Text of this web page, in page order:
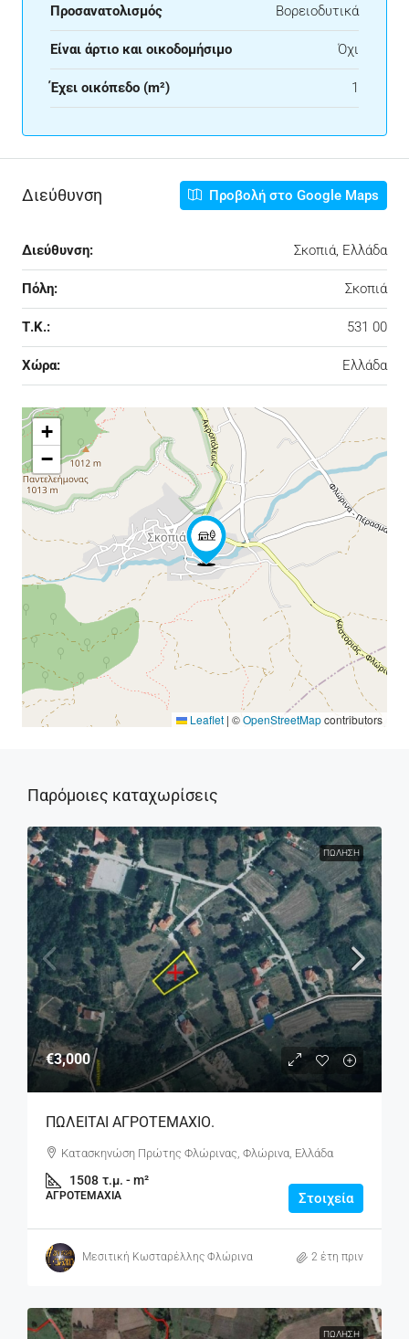
Προσανατολισμός Βορειοδυτικά
Είναι άρτιο και οικοδομήσιμο Όχι
Έχει οικόπεδο (m²) 1
Διεύθυνση Προβολή στο Google Maps
Διεύθυνση: Σκοπιά, Ελλάδα
Πόλη: Σκοπιά
Τ.Κ.: 531 00
Χώρα: Ελλάδα
+
−
Leaflet | ©OpenStreetMapcontributors
Παρόμοιες καταχωρίσεις
ΠΏΛΗΣΗ
€3,000
ΠΩΛΕΙΤΑΙ ΑΓΡΟΤΕΜΑΧΙΟ.
Κατασκηνώση Πρώτης Φλώρινας, Φλώρινα, Ελλάδα
1508 τ.μ. - m²
ΑΓΡΟΤΕΜΆΧΙΑ Στοιχεία
Μεσιτική Κωσταρέλλης Φλώρινα 2 έτη πριν
ΠΏΛΗΣΗ